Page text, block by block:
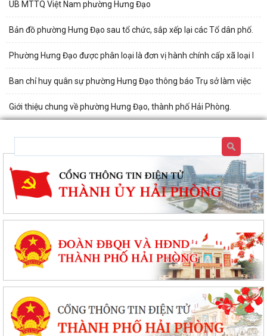
UB MTTQ Việt Nam phường Hưng Đạo
Bản đồ phường Hưng Đạo sau tổ chức, sắp xếp lại các Tổ dân phố.
Phường Hưng Đạo được phân loại là đơn vị hành chính cấp xã loại I
Ban chỉ huy quân sự phường Hưng Đạo thông báo Trụ sở làm việc
Giới thiệu chung về phường Hưng Đạo, thành phố Hải Phòng.